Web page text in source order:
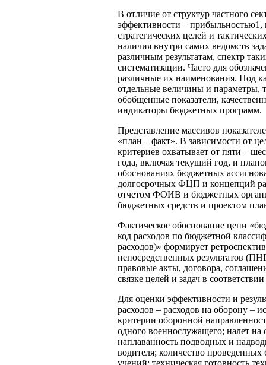
В отличие от структур частного
эффективности – прибыльностью1,
стратегических целей и
наличия внутри самих ведомств
различным результатам, спектр
систематизации. Часто для
различные их наименования. Под
отдельные величины и параметры,
обобщенные показатели,
индикаторы бюджетных программ.
Представление массивов
«план – факт». В зависимости от
критериев охватывает от пяти –
года, включая текущий год, и
обоснованиях бюджетных
долгосрочных ФЦП и концепций
отчетом ФОИВ и бюджетных
бюджетных средств и проектом
Фактическое обоснование цепи
код расходов по бюджетной
расходов)» формирует
непосредственных результатов
правовые акты, договора,
связке целей и задач в
Для оценки эффективности и
расходов – расходов на оборону –
критерии оборонной
одного военнослужащего; налет
наплаванность подводных и
водителя; количество